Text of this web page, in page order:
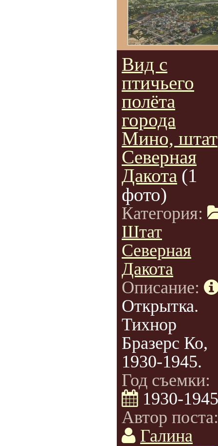
Вид с
птичьего
полёта
города
Мино, штат
Северная
Дакота (1
фото)
Категория:
Штат
Северная
Дакота
Описание:
Открытка.
Тихнор
Бразерс Ко,
1930-1945.
Год съемки:
1930-1945
Автор поста:
Галина